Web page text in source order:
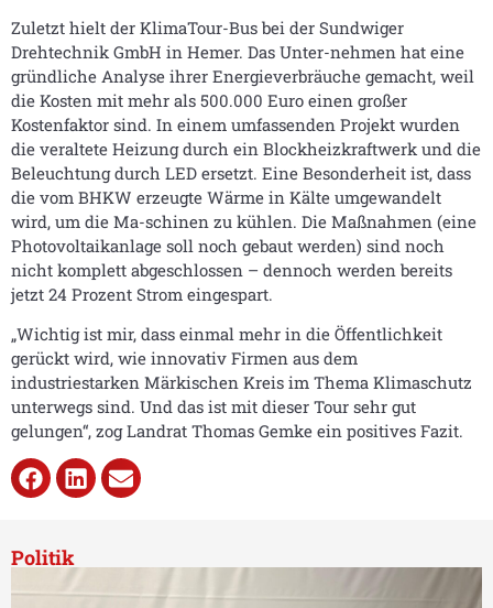
Zuletzt hielt der KlimaTour-Bus bei der Sundwiger
Drehtechnik GmbH in Hemer. Das Unter-nehmen hat eine
gründliche Analyse ihrer Energieverbräuche gemacht, weil
die Kosten mit mehr als 500.000 Euro einen großer
Kostenfaktor sind. In einem umfassenden Projekt wurden
die veraltete Heizung durch ein Blockheizkraftwerk und die
Beleuchtung durch LED ersetzt. Eine Besonderheit ist, dass
die vom BHKW erzeugte Wärme in Kälte umgewandelt
wird, um die Ma-schinen zu kühlen. Die Maßnahmen (eine
Photovoltaikanlage soll noch gebaut werden) sind noch
nicht komplett abgeschlossen – dennoch werden bereits
jetzt 24 Prozent Strom eingespart.
„Wichtig ist mir, dass einmal mehr in die Öffentlichkeit
gerückt wird, wie innovativ Firmen aus dem
industriestarken Märkischen Kreis im Thema Klimaschutz
unterwegs sind. Und das ist mit dieser Tour sehr gut
gelungen“, zog Landrat Thomas Gemke ein positives Fazit.
Politik